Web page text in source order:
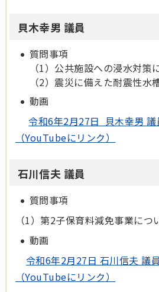
貝木幸男 議員
質問事項
（1）公共施設への浸水対策
（2）震災に備えた耐震性水
動画
令和6年2月27日 貝木幸男
（YouTubeにリンク）
石川信夫 議員
質問事項
（1）第2子保育料減免事業につ
動画
令和6年2月27日 石川信夫 議
（YouTubeにリンク）